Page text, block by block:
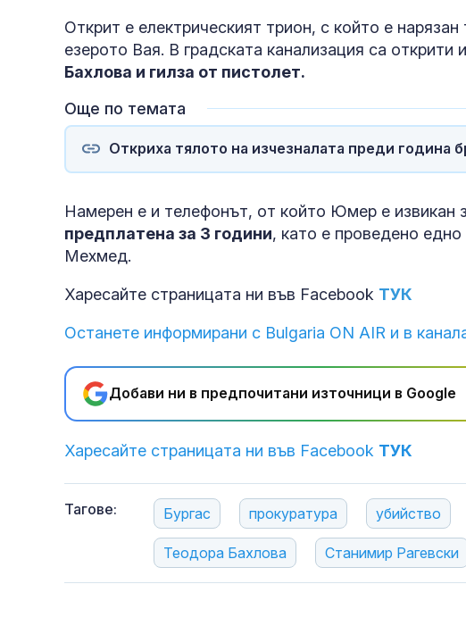
Открит е електрическият трион, с който е
езерото Вая. В градската канализация са открити и
Бахлова и гилза от пистолет.
Още по темата
Откриха тялото на изчезналата преди година
Намерен е и телефонът, от който Юмер е извикан
предплатена за 3 години, като е проведено
Мехмед.
Харесайте страницата ни във Facebook ТУК
Останете информирани с Bulgaria ON AIR и в
Добави ни в предпочитани източници в Google
Харесайте страницата ни във Facebook ТУК
Тагове: Бургас прокуратура убийство
Теодора Бахлова Станимир Рагевски